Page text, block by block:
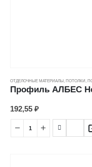
ОТДЕЛОЧНЫЕ МАТЕРИАЛЫ , ПОТОЛКИ,
Профиль АЛБЕС
192,55 ₽